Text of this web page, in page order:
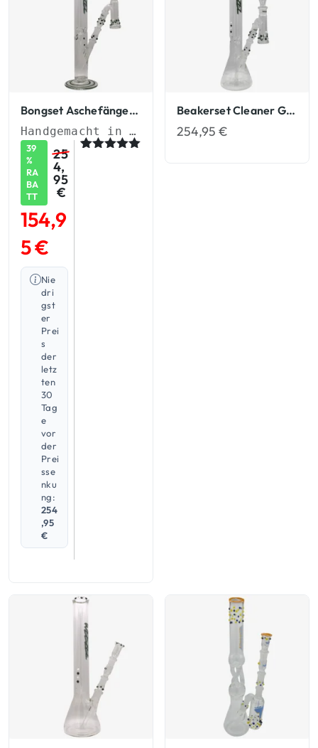
Bongset Aschefänger Glasbongs
Handgemacht in Deutschland
39
%
RA
BA
TT
25
4,
95
€
154,9
5€
Nie
dri
gst
er
Prei
s
der
letz
ten
30
Tag
e
vor
der
Prei
sse
nku
ng:
254
,95
€
Beakerset Cleaner Glasbongs
254,95€